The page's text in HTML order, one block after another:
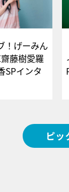
！げーみん
藤樹愛羅
SPインタ
ピッ